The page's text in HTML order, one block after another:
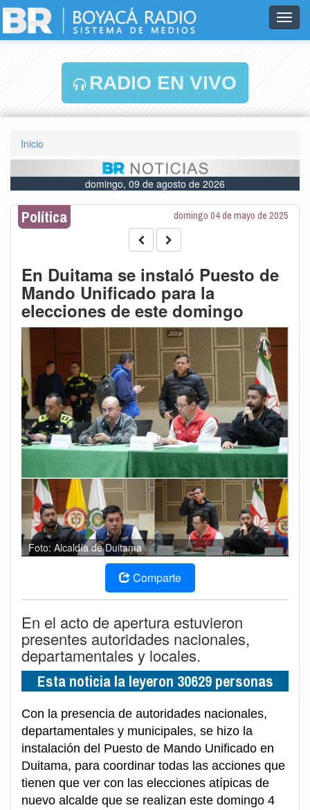
RADIO EN VIVO
Inicio
domingo, 09 de agosto de 2026
Política domingo 04 de mayo de 2025
En Duitama se instaló Puesto de
Mando Unificado para la
elecciones de este domingo
Foto: Alcaldía de Duitama
Comparte
En el acto de apertura estuvieron
presentes autoridades nacionales,
departamentales y locales.
Esta noticia la leyeron 30629 personas
Con la presencia de autoridades nacionales,
departamentales y municipales, se hizo la
instalación del Puesto de Mando Unificado en
Duitama, para coordinar todas las acciones que
tienen que ver con las elecciones atípicas de
nuevo alcalde que se realizan este domingo 4